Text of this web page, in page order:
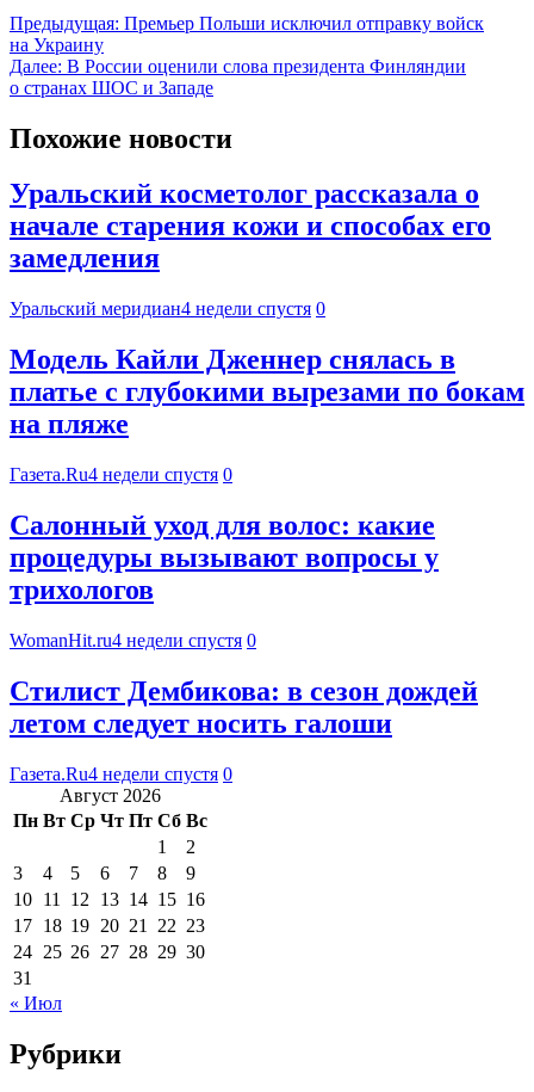
Предыдущая: Премьер Польши исключил отправку войск
на Украину
Далее: В России оценили слова президента Финляндии
о странах ШОС и Западе
Похожие новости
Уральский косметолог рассказала о
начале старения кожи и способах его
замедления
Уральский меридиан4 недели спустя 0
Модель Кайли Дженнер снялась в
платье с глубокими вырезами по бокам
на пляже
Газета.Ru4 недели спустя 0
Салонный уход для волос: какие
процедуры вызывают вопросы у
трихологов
WomanHit.ru4 недели спустя 0
Стилист Дембикова: в сезон дождей
летом следует носить галоши
Газета.Ru4 недели спустя 0
Август 2026
Пн Вт Ср Чт Пт Сб Вс
1
2
3
4 5 6 7 8
9
10 11 12 13 14 15 16
17 18 19 20 21 22 23
24 25 26 27 28 29 30
31
« Июл
Рубрики